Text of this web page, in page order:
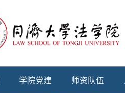
学院党建 师资队伍